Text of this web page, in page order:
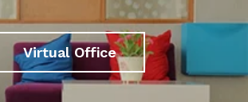
Virtual Office